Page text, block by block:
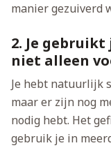
manier gezuiverd
2. Je
niet alleen
Je hebt natuurlijk
maar er zijn nog
nodig hebt. Het
gebruik je in